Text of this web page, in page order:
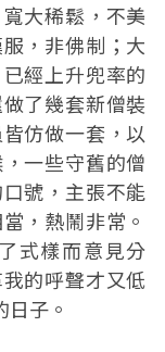
大稀鬆，不美
，非佛制；大
經上升兜率的
了幾套新僧裝
仿做一套，以
一些守舊的僧
號，主張不能
，熱鬧非常。
式樣而意見分
的呼聲才又低
子。